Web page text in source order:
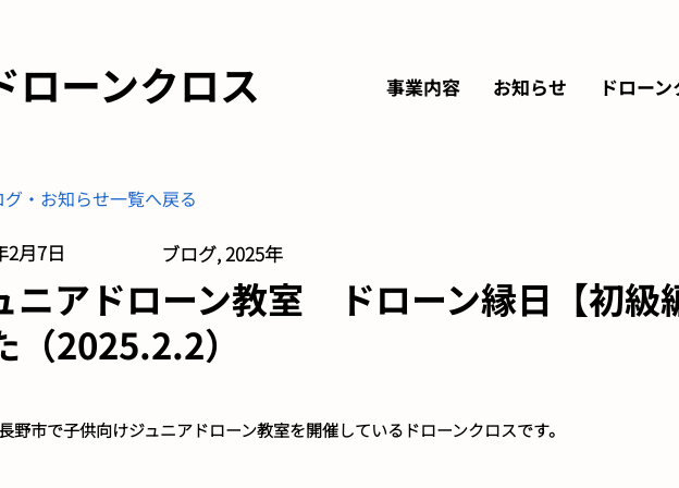
ローンクロス 事業内容 お知らせ ドロー
グ・お知らせ一覧へ戻る
2月7日 ブログ, 2025年
ニアドローン教室 ドローン縁日【初級
（2025.2.2）
野市で子供向けジュニアドローン教室を開催しているドローンクロスです。